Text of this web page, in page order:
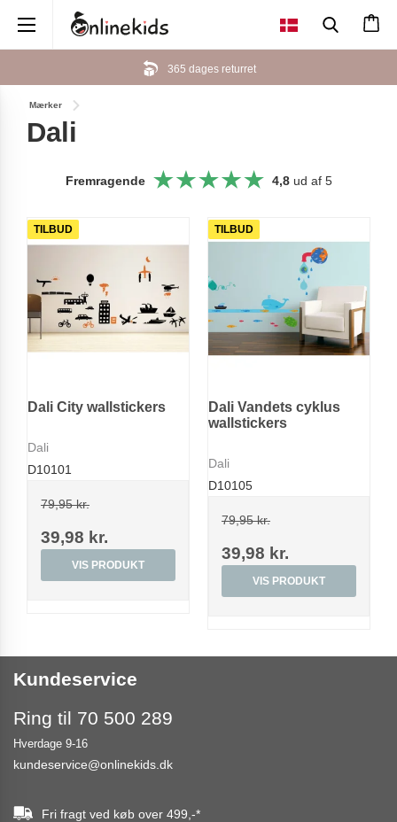
365 dages returret
Mærker
Dali
Fremragende 4,8ud af 5
TILBUD
Dali City wallstickers
Dali
D10101
79,95 kr.
39,98 kr.
VIS PRODUKT
TILBUD
Dali Vandets cyklus
wallstickers
Dali
D10105
79,95 kr.
39,98 kr.
VIS PRODUKT
Kundeservice
Ring til 70 500 289
Hverdage 9-16
kundeservice@onlinekids.dk
Fri fragt ved køb over 499,-*